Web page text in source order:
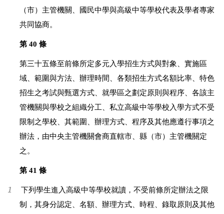
（市）主管機關、國民中學與高級中等學校代表及學者專家
共同協商。
第 40 條
第三十五條至前條所定多元入學招生方式與對象、實施區
域、範圍與方法、辦理時間、各類招生方式名額比率、特色
招生之考試與甄選方式、就學區之劃定原則與程序、各該主
管機關與學校之組織分工、私立高級中等學校入學方式不受
限制之學校、其範圍、辦理方式、程序及其他應遵行事項之
辦法，由中央主管機關會商直轄市、縣（市）主管機關定
之。
第 41 條
1 下列學生進入高級中等學校就讀，不受前條所定辦法之限
制，其身分認定、名額、辦理方式、時程、錄取原則及其他